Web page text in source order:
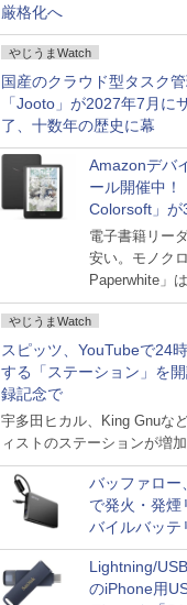
厳格化へ
やじうまWatch
国産のクラウド型タスク
「Jooto」が2027年7月に
了、十数年の歴史に幕
Amazonデバ
ール開催中
Colorsoft」が
電子書籍リー
安い。モノク
Paperwhite」
やじうまWatch
スピッツ、YouTubeで24
する「ステーション」を
録記念で
宇多田ヒカル、King Gnuな
ィストのステーションが増
バッファロー
で発火・発煙
バイルバッテ
「
の店頭販売を
Lightning/
のiPhone用